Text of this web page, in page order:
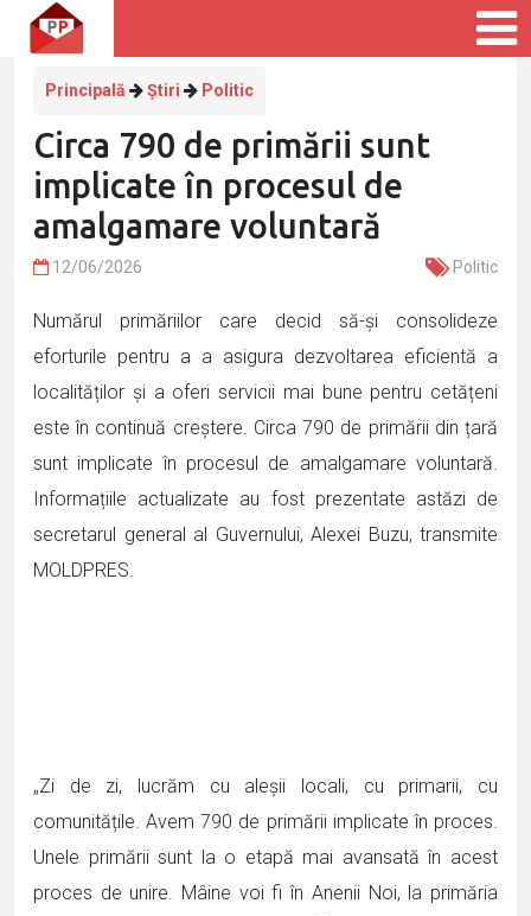
Principală Știri Politic
Circa 790 de primării sunt
implicate în procesul de
amalgamare voluntară
12/06/2026 Politic
Numărul primăriilor care decid să-și consolideze
eforturile pentru a a asigura dezvoltarea eficientă a
localităților și a oferi servicii mai bune pentru cetățeni
este în continuă creștere. Circa 790 de primării din țară
sunt implicate în procesul de amalgamare voluntară.
Informațiile actualizate au fost prezentate astăzi de
secretarul general al Guvernului, Alexei Buzu, transmite
MOLDPRES.
„Zi de zi, lucrăm cu aleșii locali, cu primarii, cu
comunitățile. Avem 790 de primării implicate în proces.
Unele primării sunt la o etapă mai avansată în acest
proces de unire. Mâine voi fi în Anenii Noi, la primăria